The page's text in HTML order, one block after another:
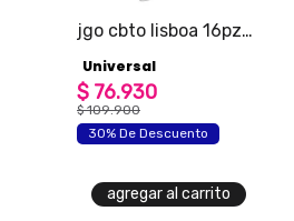
jgo cbto lisboa 16pz
Universal
$ 76.930
$ 109.900
30% De Descuento
agregar al carrito